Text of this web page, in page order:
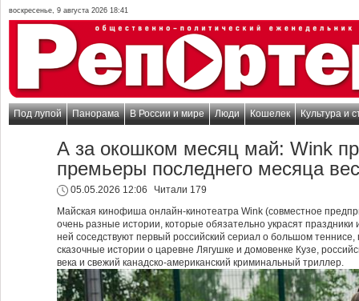
воскресенье, 9 августа 2026 18:41
Под лупой Панорама В России и мире Люди Кошелек Культура и
А за окошком месяц май: Wink
премьеры последнего месяца
05.05.2026 12:06
Читали 179
Майская кинофиша онлайн-кинотеатра Wink (совместное
очень разные истории, которые обязательно украсят
ней соседствуют первый российский сериал о большом
сказочные истории о царевне Лягушке и домовенке Кузе,
века и свежий канадско-американский криминальный триллер.